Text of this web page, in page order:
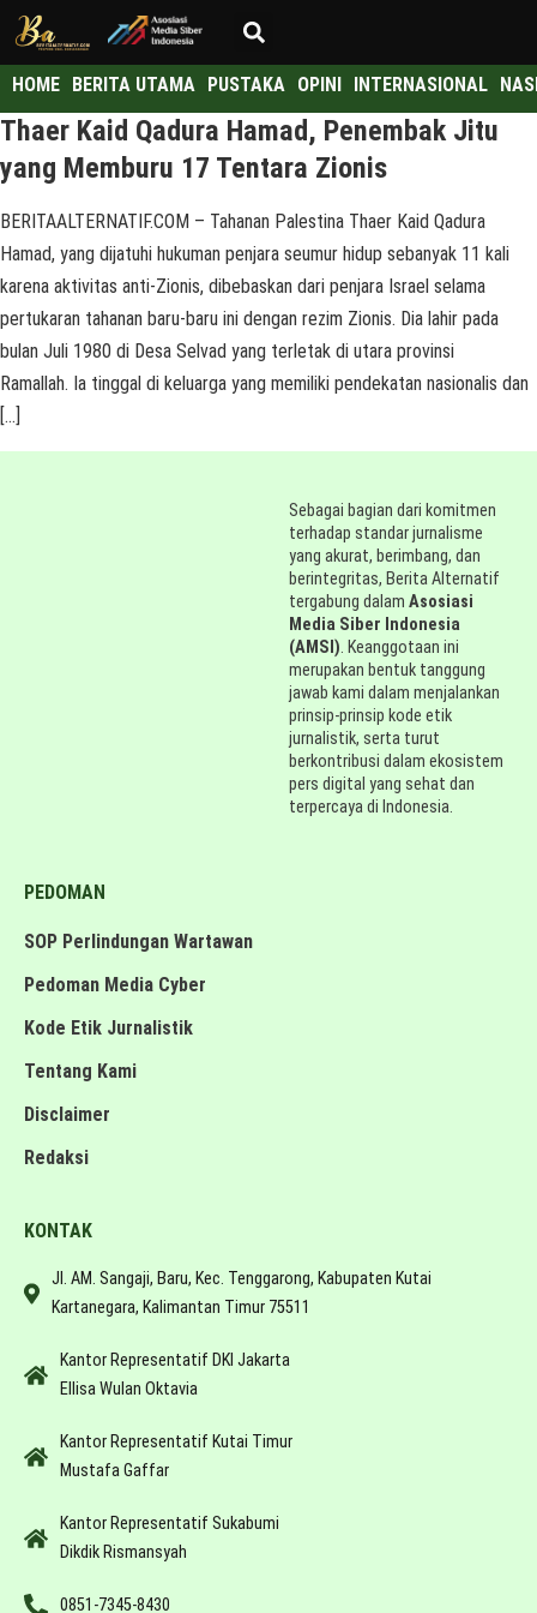
HOME BERITA UTAMA PUSTAKA OPINI INTERNASIONAL
Thaer Kaid Qadura Hamad, Penembak Jitu
yang Memburu 17 Tentara Zionis
BERITAALTERNATIF.COM – Tahanan Palestina Thaer Kaid Qadura
Hamad, yang dijatuhi hukuman penjara seumur hidup sebanyak 11 kali
karena aktivitas anti-Zionis, dibebaskan dari penjara Israel selama
pertukaran tahanan baru-baru ini dengan rezim Zionis. Dia lahir pada
bulan Juli 1980 di Desa Selvad yang terletak di utara provinsi
Ramallah. Ia tinggal di keluarga yang memiliki pendekatan nasionalis dan
[…]
Sebagai bagian dari komitmen
terhadap standar jurnalisme
yang akurat, berimbang, dan
berintegritas, Berita Alternatif
tergabung dalamAsosiasi
Media Siber Indonesia
(AMSI). Keanggotaan ini
merupakan bentuk tanggung
jawab kami dalam menjalankan
prinsip-prinsip kode etik
jurnalistik, serta turut
berkontribusi dalam ekosistem
pers digital yang sehat dan
terpercaya di Indonesia.
PEDOMAN
SOP Perlindungan Wartawan
Pedoman Media Cyber
Kode Etik Jurnalistik
Tentang Kami
Disclaimer
Redaksi
KONTAK
Jl. AM. Sangaji, Baru, Kec. Tenggarong, Kabupaten Kutai
Kartanegara, Kalimantan Timur 75511
Kantor Representatif DKI Jakarta
Ellisa Wulan Oktavia
Kantor Representatif Kutai Timur
Mustafa Gaffar
Kantor Representatif Sukabumi
Dikdik Rismansyah
0851-7345-8430